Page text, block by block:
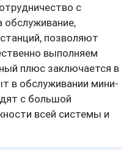
с
обслуживание,
позволяют
выполняем
плюс заключается в
в обслуживании мини-
с большой
всей системы и